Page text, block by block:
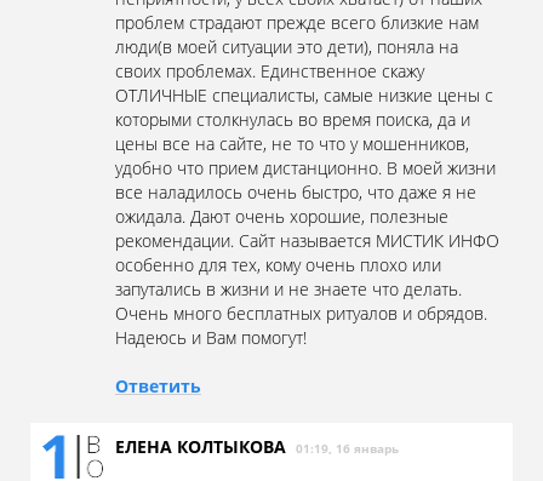
проблем страдают прежде всего близкие нам
люди(в моей ситуации это дети), поняла на
своих проблемах. Единственное скажу
ОТЛИЧНЫЕ специалисты, самые низкие цены с
которыми столкнулась во время поиска, да и
цены все на сайте, не то что у мошенников,
удобно что прием дистанционно. В моей жизни
все наладилось очень быстро, что даже я не
ожидала. Дают очень хорошие, полезные
рекомендации. Сайт называется МИСТИК ИНФО
особенно для тех, кому очень плохо или
запутались в жизни и не знаете что делать.
Очень много бесплатных ритуалов и обрядов.
Надеюсь и Вам помогут!
Ответить
ЕЛЕНА КОЛТЫКОВА 01:19, 16 январь